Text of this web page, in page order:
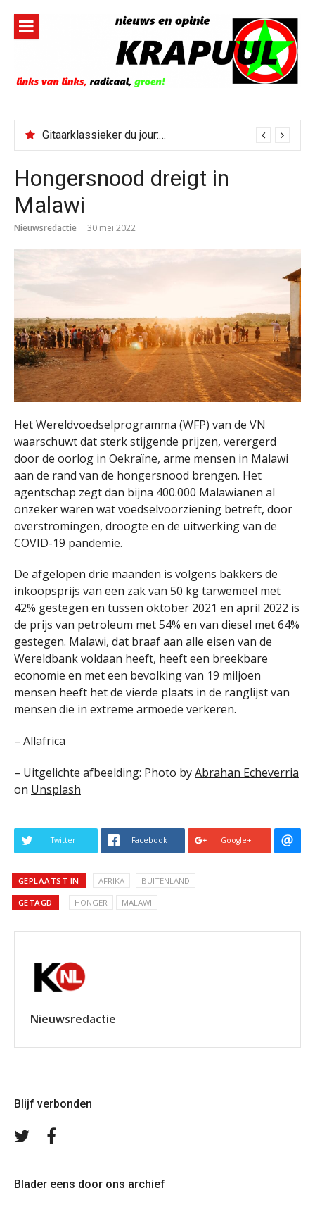
inhoud
Gitaarklassieker du jour: Paris, Texas/Cold Was The Night, Hard Was The Ground
Hongersnood dreigt in
Malawi
Nieuwsredactie 30 mei 2022
Het Wereldvoedselprogramma (WFP) van de VN
waarschuwt dat sterk stijgende prijzen, verergerd
door de oorlog in Oekraïne, arme mensen in Malawi
aan de rand van de hongersnood brengen. Het
agentschap zegt dan bijna 400.000 Malawianen al
onzeker waren wat voedselvoorziening betreft, door
overstromingen, droogte en de uitwerking van de
COVID-19 pandemie.
De afgelopen drie maanden is volgens bakkers de
inkoopsprijs van een zak van 50 kg tarwemeel met
42% gestegen en tussen oktober 2021 en april 2022 is
de prijs van petroleum met 54% en van diesel met 64%
gestegen. Malawi, dat braaf aan alle eisen van de
Wereldbank voldaan heeft, heeft een breekbare
economie en met een bevolking van 19 miljoen
mensen heeft het de vierde plaats in de ranglijst van
mensen die in extreme armoede verkeren.
– Allafrica
– Uitgelichte afbeelding: Photo byAbrahan Echeverria
on Unsplash
Twitter Facebook Google+
GEPLAATST IN AFRIKA BUITENLAND
GETAGD HONGER MALAWI
Nieuwsredactie
Blijf verbonden
Volg
Blader eens door ons archief